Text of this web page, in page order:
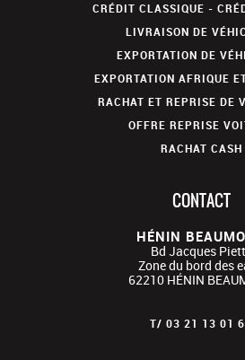
CRÉDIT CLASSIQUE -
LIVRAISON DE
EXPORTATION DE
EXPORTATION AFRIQUE
RACHAT ET REPRISE DE
OFFRE REPRISE
RACHAT CASH
CONTACT
HÉNIN
Bd Jacques
Zone du bord des
62210 HÉNIN
T/ 03 21 13 01